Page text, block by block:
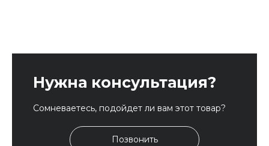
Нужна консультация?
Сомневаетесь, подойдет ли вам этот товар?
Позвонить